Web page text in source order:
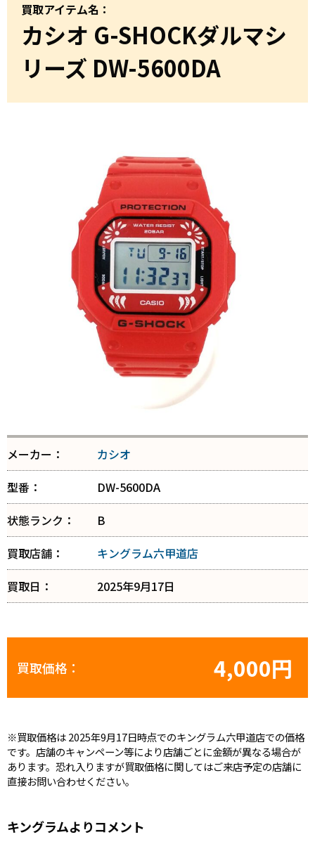
買取アイテム名：
カシオ G-SHOCKダルマシ
リーズ DW-5600DA
メーカー：
カシオ
型番：
DW-5600DA
状態ランク：
B
買取店舗：
キングラム六甲道店
買取日：
2025年9月17日
買取価格： 4,000円
※買取価格は 2025年9月17日時点でのキングラム六甲道店での価格
です。店舗のキャンペーン等により店舗ごとに金額が異なる場合が
あります。恐れ入りますが買取価格に関してはご来店予定の店舗に
直接お問い合わせください。
キングラムよりコメント